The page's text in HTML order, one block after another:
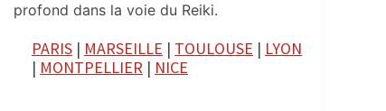
profond dans la voie du Reiki.
PARIS | MARSEILLE | TOULOUSE | LYON
| MONTPELLIER | NICE